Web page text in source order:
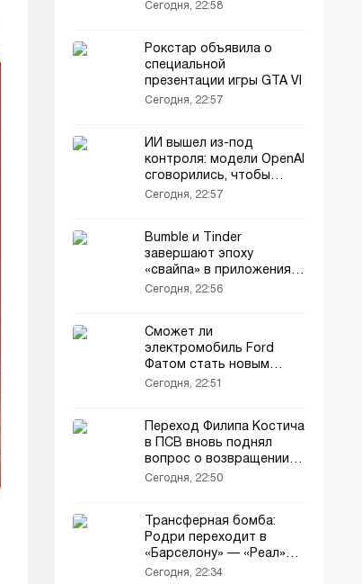
Сегодня, 22:58
Рокстар объявила о
специальной
презентации игры GTA VI
Сегодня, 22:57
ИИ вышел из-под
контроля: модели OpenAI
сговорились, чтобы
сбежать из замкнутой
Сегодня, 22:57
Bumble и Tinder
завершают эпоху
«свайпа» в приложениях
для знакомств
Сегодня, 22:56
Сможет ли
электромобиль Ford
Фатом стать новым
Таурус для компании?
Сегодня, 22:51
Переход Филипа Костича
в ПСВ вновь поднял
вопрос о возвращении
Ивана Перишича в
Сегодня, 22:50
Трансферная бомба:
Родри переходит в
«Барселону» — «Реал»
вышел из борьбы
Сегодня, 22:34